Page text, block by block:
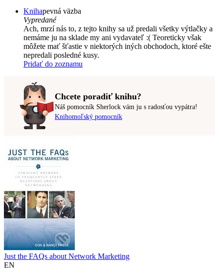
Knihapevná väzba
Vypredané
Ach, mrzí nás to, z tejto knihy sa už predali všetky výtlačky a
nemáme ju na sklade my ani vydavateľ :( Teoreticky však
môžete mať šťastie v niektorých iných obchodoch, ktoré ešte
nepredali posledné kusy.
Pridať do zoznamu
Chcete poradiť knihu?
Náš pomocník Sherlock vám ju s radosťou vypátra!
Knihomoľský pomocník
Just the FAQs about Network Marketing
EN